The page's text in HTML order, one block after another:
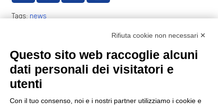
Tags: news
Rifiuta cookie non necessari ✕
Questo sito web raccoglie alcuni
dati personali dei visitatori e
utenti
Con il tuo consenso, noi e i nostri partner utilizziamo i cookie e